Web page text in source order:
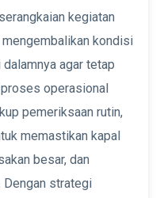
kegiatan
kondisi
agar tetap
operasional
pemeriksaan rutin,
memastikan kapal
besar, dan
Dengan strategi